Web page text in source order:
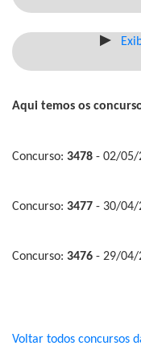
Aqui temos os
Concurso: 3478 - 02/05/
Concurso: 3477 - 30/04/
Concurso: 3476 - 29/04/
Voltar todos concursos